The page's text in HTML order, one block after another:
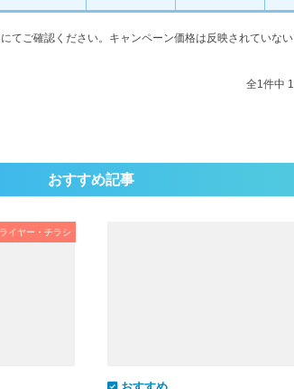
てご確認ください。キャンペーン価格は反映されていな
全1件中
おすすめ記事
イヤー・チラシ